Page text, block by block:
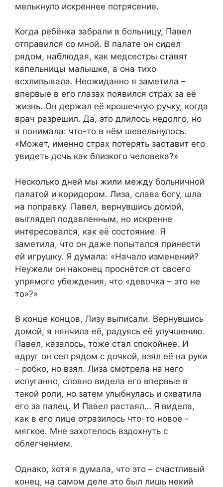
мелькнуло искреннее потрясение.
Когда ребёнка забрали в больницу, Павел
отправился со мной. В палате он сидел
рядом, наблюдая, как медсестры ставят
капельницы малышке, а она тихо
всхлипывала. Неожиданно я заметила –
впервые в его глазах появился страх за её
жизнь. Он держал её крошечную ручку, когда
врач разрешил. Да, это длилось недолго, но
я понимала: что-то в нём шевельнулось.
«Может, именно страх потерять заставит его
увидеть дочь как близкого человека?»
Несколько дней мы жили между больничной
палатой и коридором. Лиза, слава богу, шла
на поправку. Павел, вернувшись домой,
выглядел подавленным, но искренне
интересовался, как её состояние. Я
заметила, что он даже попытался принести
ей игрушку. Я думала: «Начало изменений?
Неужели он наконец проснётся от своего
упрямого убеждения, что «девочка – это не
то»?»
В конце концов, Лизу выписали. Вернувшись
домой, я нянчила её, радуясь её улучшению.
Павел, казалось, тоже стал спокойнее. И
вдруг он сел рядом с дочкой, взял её на руки
– робко, но взял. Лиза смотрела на него
испуганно, словно видела его впервые в
такой роли, но затем улыбнулась и схватила
его за палец. И Павел растаял… Я видела,
как в его лице отразилось что-то новое –
мягкое. Мне захотелось вздохнуть с
облегчением.
Однако, хотя я думала, что это – счастливый
конец, на самом деле это был лишь некий